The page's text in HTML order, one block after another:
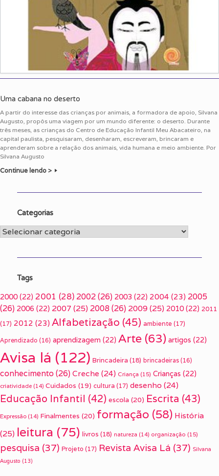
Uma cabana no deserto
A partir do interesse das crianças por animais, a formadora de apoio, Silvana
Augusto, propôs uma viagem por um mundo diferente: o deserto. Durante
três meses, as crianças do Centro de Educação Infantil Meu Abacateiro, na
capital paulista, pesquisaram, desenharam, escreveram, brincaram e
aprenderam sobre a relação dos animais, vida humana e meio ambiente. Por
Silvana Augusto
Continue lendo >
Categorias
Categorias
Tags
2000 (22) 2001 (28) 2002(26) 2003 (22) 2004 (23) 2005
(26) 2006 (22) 2007 (25) 2008(26) 2009(25) 2010 (22) 2011
(17) 2012 (23) Alfabetização (45) ambiente (17)
Aprendizado (16) aprendizagem (22) Arte (63) artigos (22)
Avisa lá (122) Brincadeira (18) brincadeiras (16)
conhecimento(26) Creche (24) Criança (15) Crianças (22)
criatividade (14) Cuidados (19) cultura (17) desenho (24)
Educação Infantil (42) escola (20) Escrita (43)
Expressão (14) Finalmentes (20) formação (58) História
(25) leitura (75) livros (18) natureza (14) organização (15)
pesquisa (37) Projeto (17) Revista Avisa Lá (37) Silvana
Augusto (13)